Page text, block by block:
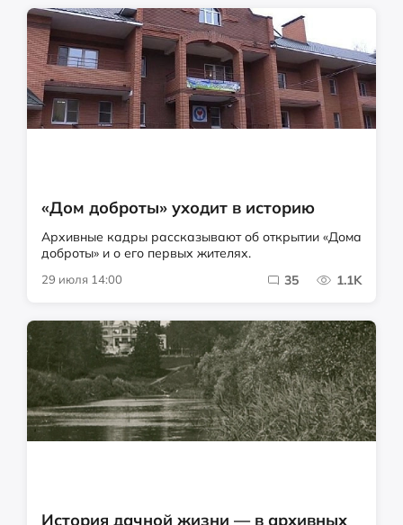
«Дом доброты» уходит в историю
Архивные кадры рассказывают об открытии «Дома
доброты» и о его первых жителях.
29 июля 14:00 35 1.1K
История дачной жизни — в архивных